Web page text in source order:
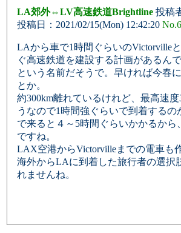
LA郊外⇔LV高速鉄道Brightline 投稿
投稿日：2021/02/15(Mon) 12:42:20
LAから車で1時間ぐらいのVictorville
ぐ高速鉄道を建設する計画があるん
という名前だそうで。早ければ今春
とか。
約300km離れているけれど、最高速
うなので1時間強ぐらいで到着する
で来ると４～5時間ぐらいかかるから
ですね。
LAX空港からVictorvilleまでの電車も
海外からLAに到着した旅行者の選択
れませんね。